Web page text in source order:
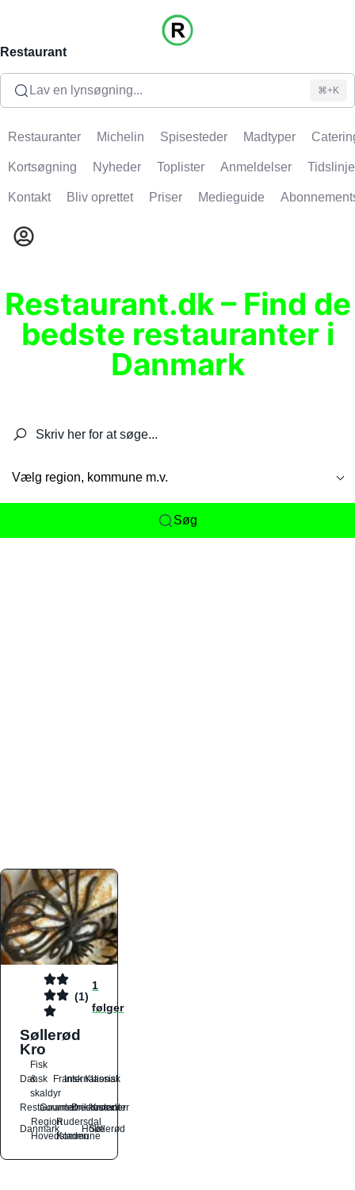
Restaurant
Lav en lynsøgning... ⌘+K
Restauranter Michelin Spisesteder Madtyper
Kortsøgning Nyheder Toplister Anmeldelser Tidslinje
Kontakt Bliv oprettet Priser Medieguide
Restaurant.dk – Find de
bedste restauranter i
Danmark
Vælg region, kommune m.v.
Søg
(1)
1
følger
Søllerød
Kro
Dansk
Fisk
&
skaldyr
Fransk
International
Klassisk
Restauranter
Gourmetrestauranter
Drikkesteder
Kroer
Danmark
Region
Hovedstaden
Rudersdal
Kommune
Holte
Søllerød